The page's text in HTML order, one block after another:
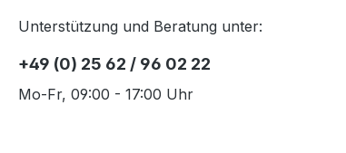
Unterstützung und Beratung unter:
+49 (0) 25 62 / 96 02 22
Mo-Fr, 09:00 - 17:00 Uhr